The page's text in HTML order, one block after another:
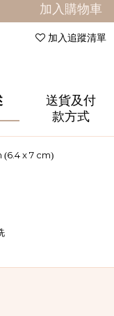
加入購物車
加入追蹤清單
送貨及付
款方式
(6.4 x 7 cm)